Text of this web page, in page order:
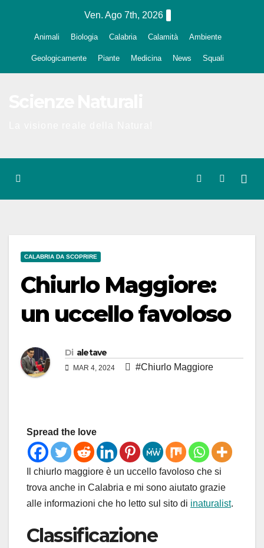
Ven. Ago 7th, 2026
Animali Biologia Calabria Calamità Ambiente
Geologicamente Piante Medicina News Squali
CALABRIA DA SCOPRIRE
Chiurlo Maggiore:
un uccello favoloso
Di aletave
MAR 4, 2024 #Chiurlo Maggiore
Spread the love
Il chiurlo maggiore è un uccello favoloso che si
trova anche in Calabria e mi sono aiutato grazie
alle informazioni che ho letto sul sito di inaturalist.
Classificazione